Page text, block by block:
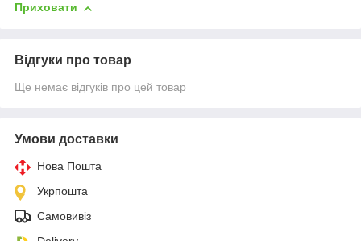
Приховати
Відгуки про товар
Ще немає відгуків про цей товар
Умови доставки
Нова Пошта
Укрпошта
Самовивіз